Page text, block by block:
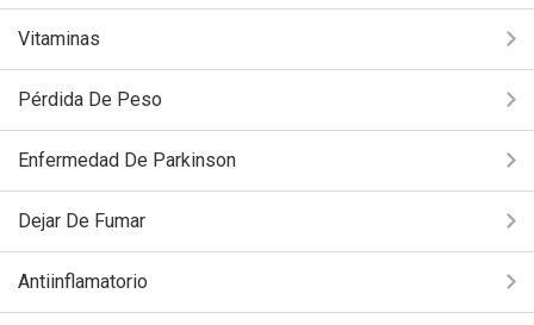
Vitaminas
Pérdida De Peso
Enfermedad De Parkinson
Dejar De Fumar
Antiinflamatorio